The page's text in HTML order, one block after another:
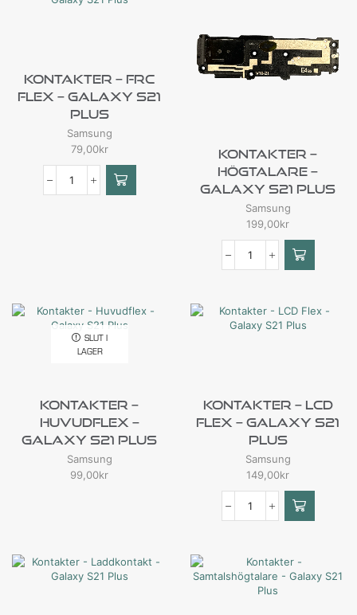
Kontakter – FRC
Flex – Galaxy S21
Plus
Samsung
79,00kr
Kontakter –
Högtalare –
Galaxy S21 Plus
Samsung
199,00kr
SLUT I
LAGER
Kontakter –
Huvudflex –
Galaxy S21 Plus
Samsung
99,00kr
Kontakter – LCD
Flex – Galaxy S21
Plus
Samsung
149,00kr